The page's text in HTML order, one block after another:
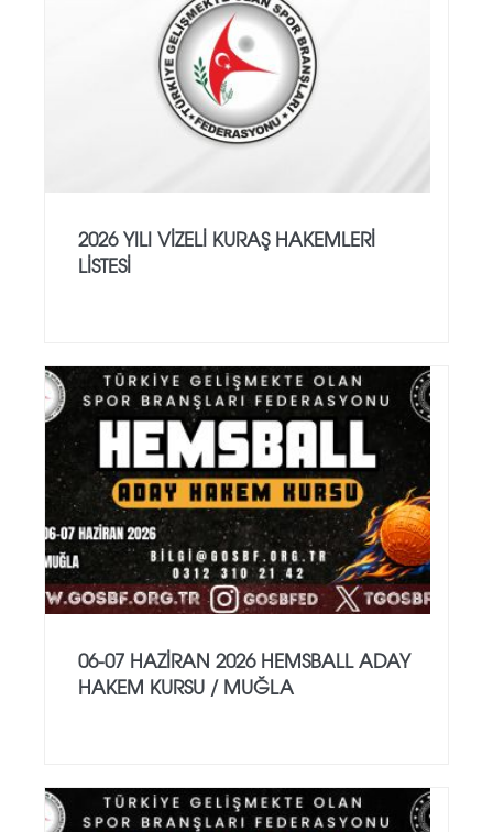
2026 YILI VİZELİ KURAŞ HAKEMLERİ
LİSTESİ
06-07 HAZİRAN 2026 HEMSBALL ADAY
HAKEM KURSU / MUĞLA